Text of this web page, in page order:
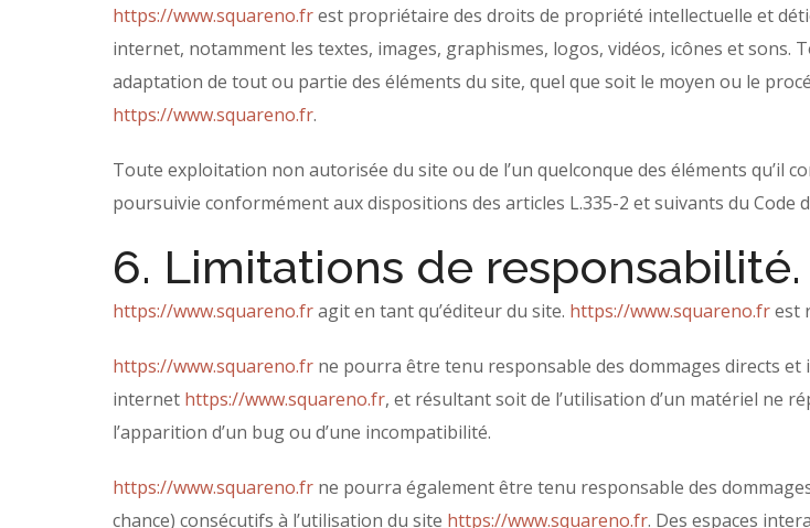
https://www.squareno.frest propriétaire des droits de propriété intellectuelle et
internet, notamment les textes, images, graphismes, logos, vidéos, icônes et
adaptation de tout ou partie des éléments du site, quel que soit le moyen ou le
https://www.squareno.fr.
Toute exploitation non autorisée du site ou de l’un quelconque des éléments qu’il
poursuivie conformément aux dispositions des articles L.335-2 et suivants du Code
6. Limitations de responsabilité.
https://www.squareno.fragit en tant qu’éditeur du site. https://www.squareno.frest
https://www.squareno.fr ne pourra être tenu responsable des dommages directs et
internet https://www.squareno.fr, et résultant soit de l’utilisation d’un matériel ne
l’apparition d’un bug ou d’une incompatibilité.
https://www.squareno.fr ne pourra également être tenu responsable des
chance) consécutifs à l’utilisation du site https://www.squareno.fr. Des espaces